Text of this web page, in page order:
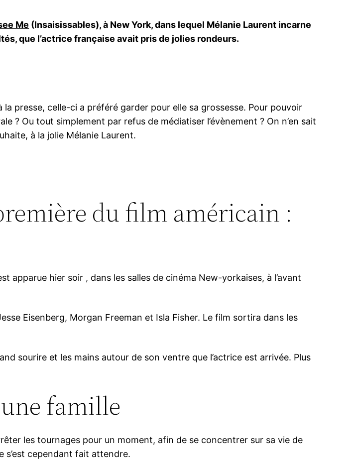
Me (Insaisissables), à New York, dans lequel Mélanie Laurent incarne
que l’actrice française avait pris de jolies rondeurs.
la presse, celle-ci a préféré garder pour elle sa grossesse. Pour pouvoir
? Ou tout simplement par refus de médiatiser l’évènement ? On n’en sait
à la jolie Mélanie Laurent.
du film américain :
apparue hier soir , dans les salles de cinéma New-yorkaises, à l’avant
Eisenberg, Morgan Freeman et Isla Fisher. Le film sortira dans les
sourire et les mains autour de son ventre que l’actrice est arrivée. Plus
famille
les tournages pour un moment, afin de se concentrer sur sa vie de
s’est cependant fait attendre.